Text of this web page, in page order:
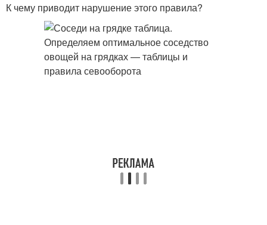
К чему приводит нарушение этого правила?